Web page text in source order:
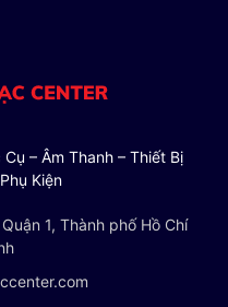
– Âm Thanh – Thiết Bị
Kiện
1, Thành phố Hồ Chí